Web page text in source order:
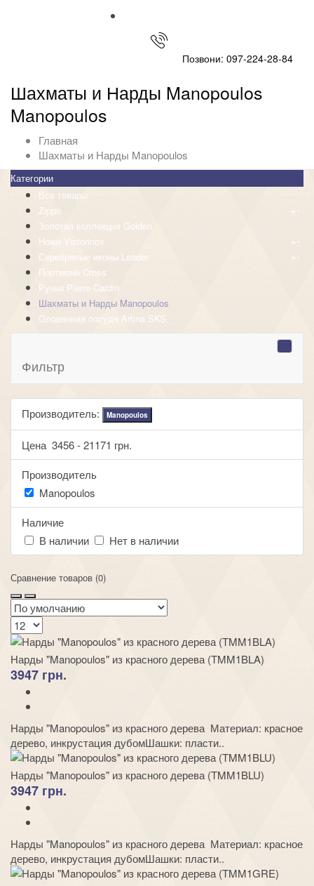
Позвони: 097-224-28-84
Шахматы и Нарды Manopoulos
Manopoulos
Главная
Шахматы и Нарды Manopoulos
Категории
Все товары
Zippo
+-
Золотая коллекция Golden
Ножи Victorinox
+-
Серебряные иконы Leader +-
Портмоне Cross
Ручки Pierre Cardin
Шахматы и Нарды Manopoulos
Оловянная посуда Artina SKS
Фильтр
Производитель: Manopoulos
Цена 3456-21171 грн.
Производитель
Manopoulos
Наличие
В наличии
Нет в наличии
Сравнение товаров (0)
Нарды "Manopoulos" из красного дерева (TMM1BLA)
3947 грн.
Нарды "Manopoulos" из красного дерева Материал: красное
дерево, инкрустация дубомШашки: пласти..
Нарды "Manopoulos" из красного дерева (TMM1BLU)
3947 грн.
Нарды "Manopoulos" из красного дерева Материал: красное
дерево, инкрустация дубомШашки: пласти..